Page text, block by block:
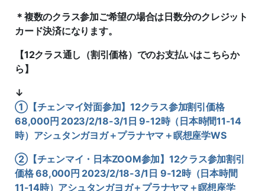
＊複数のクラス参加ご希望の場合は日数分のクレジット
カード決済になります。
【12クラス通し（割引価格）でのお支払いはこちらか
ら】
↓
①【チェンマイ対面参加】12クラス参加割引価格
68,000円 2023/2/18-3/1日 9-12時（日本時間11-14
時）アシュタンガヨガ＋プラナヤマ＋瞑想座学WS
②【チェンマイ・日本ZOOM参加】12クラス参加割引
価格 68,000円 2023/2/18-3/1日 9-12時（日本時間
11-14時）アシュタンガヨガ＋プラナヤマ＋瞑想座学